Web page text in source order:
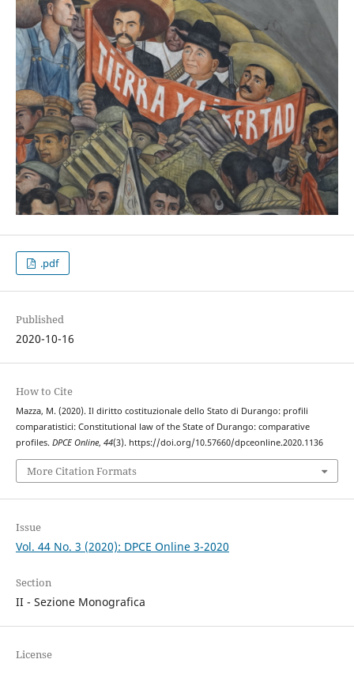
.pdf
Published
2020-10-16
How to Cite
Mazza, M. (2020). Il diritto costituzionale dello Stato di Durango: profili
comparatistici: Constitutional law of the State of Durango: comparative
profiles. DPCE Online, 44(3). https://doi.org/10.57660/dpceonline.2020.1136
More Citation Formats
Issue
Vol. 44 No. 3 (2020): DPCE Online 3-2020
Section
II - Sezione Monografica
License